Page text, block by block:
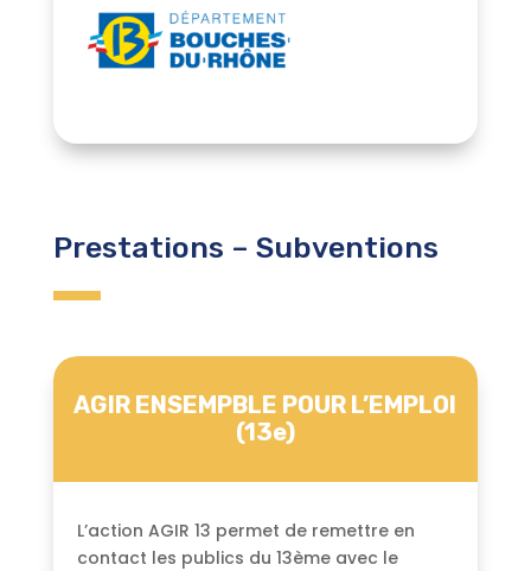
Prestations – Subventions
AGIR ENSEMPBLE POUR L’EMPLOI
(13e)
L’action AGIR 13 permet de remettre en
contact les publics du 13ème avec le